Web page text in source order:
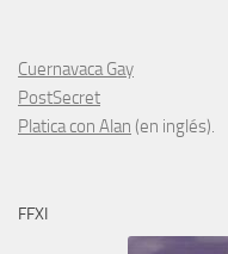
Cuernavaca Gay
PostSecret
Platica con Alan (en inglés).
FFXI